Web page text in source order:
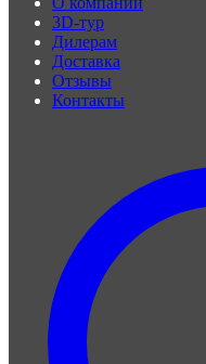
3D-тур
Дилерам
Доставка
Отзывы
Контакты